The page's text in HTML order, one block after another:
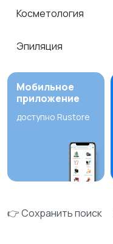
Косметология
Эпиляция
Мобильное
приложение
доступно Rustore
👉 Сохранить поиск